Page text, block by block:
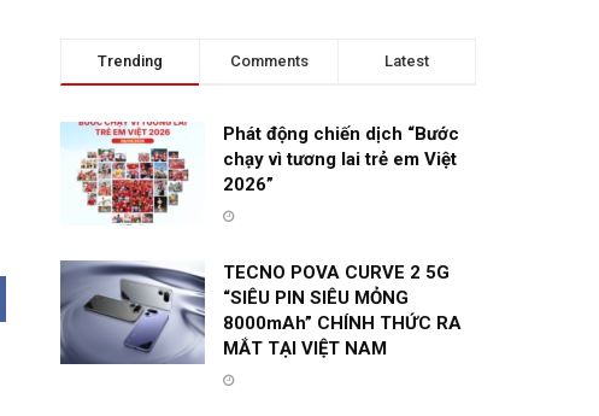
Trending Comments Latest
Phát động chiến dịch “Bước
chạy vì tương lai trẻ em Việt
2026”
TECNO POVA CURVE 2 5G
“SIÊU PIN SIÊU MỎNG
8000mAh” CHÍNH THỨC RA
MẮT TẠI VIỆT NAM